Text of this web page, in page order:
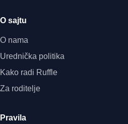
O sajtu
O nama
Urednička politika
Kako radi Ruffle
Za roditelje
Pravila